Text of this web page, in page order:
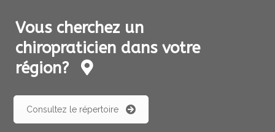
Vous cherchez un
chiropraticien dans votre
région?
Consultez le répertoire